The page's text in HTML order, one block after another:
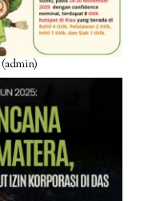
(admin)